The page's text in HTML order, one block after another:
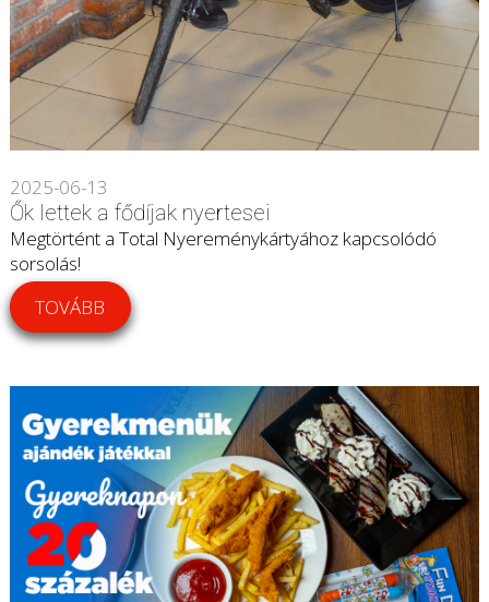
2025-06-13
Ők lettek a fődíjak nyertesei
Megtörtént a Total Nyereménykártyához kapcsolódó
sorsolás!
TOVÁBB